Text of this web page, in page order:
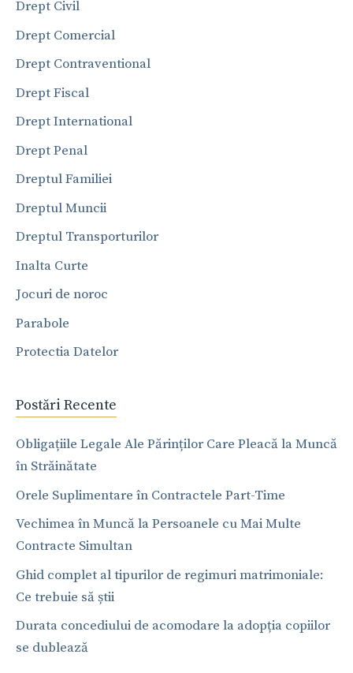
Drept Civil
Drept Comercial
Drept Contraventional
Drept Fiscal
Drept International
Drept Penal
Dreptul Familiei
Dreptul Muncii
Dreptul Transporturilor
Inalta Curte
Jocuri de noroc
Parabole
Protectia Datelor
Postări Recente
Obligațiile Legale Ale Părinților Care Pleacă la Muncă
în Străinătate
Orele Suplimentare în Contractele Part-Time
Vechimea în Muncă la Persoanele cu Mai Multe
Contracte Simultan
Ghid complet al tipurilor de regimuri matrimoniale:
Ce trebuie să știi
Durata concediului de acomodare la adopția copiilor
se dublează